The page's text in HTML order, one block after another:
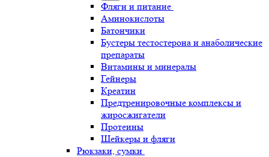
Фляги и питание
Аминокислоты
Батончики
Бустеры тестостерона и анаболические
препараты
Витамины и минералы
Гейнеры
Креатин
Предтренировочные комплексы и
жиросжигатели
Протеины
Шейкеры и фляги
Рюкзаки, сумки